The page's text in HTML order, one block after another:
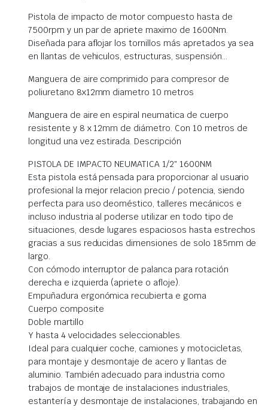
Pistola de impacto de motor compuesto hasta de
7500rpm y un par de apriete maximo de 1600Nm.
Diseñada para aflojar los tornillos más apretados ya sea
en llantas de vehiculos, estructuras, suspensión…
Manguera de aire comprimido para compresor de
poliuretano 8x12mm diametro 10 metros
Manguera de aire en espiral neumatica de cuerpo
resistente y 8 x 12mm de diámetro. Con 10 metros de
longitud una vez estirada. Descripción
PISTOLA DE IMPACTO NEUMATICA 1/2″ 1600NM
Esta pistola está pensada para proporcionar al usuario
profesional la mejor relacion precio / potencia, siendo
perfecta para uso deoméstico, talleres mecánicos e
incluso industria al poderse utilizar en todo tipo de
situaciones, desde lugares espaciosos hasta estrechos
gracias a sus reducidas dimensiones de solo 185mm de
largo.
Con cómodo interruptor de palanca para rotación
derecha e izquierda (apriete o afloje).
Empuñadura ergonómica recubierta e goma
Cuerpo composite
Doble martillo
Y hasta 4 velocidades seleccionables.
Ideal para cualquier coche, camiones y motocicletas,
para montaje y desmontaje de acero y llantas de
aluminio. También adecuado para industria como
trabajos de montaje de instalaciones industriales,
estantería y desmontaje de instalaciones, trabajando en